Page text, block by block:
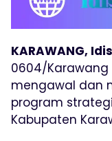
KARAWANG,
0604/
mengawal dan
program
Kabupaten